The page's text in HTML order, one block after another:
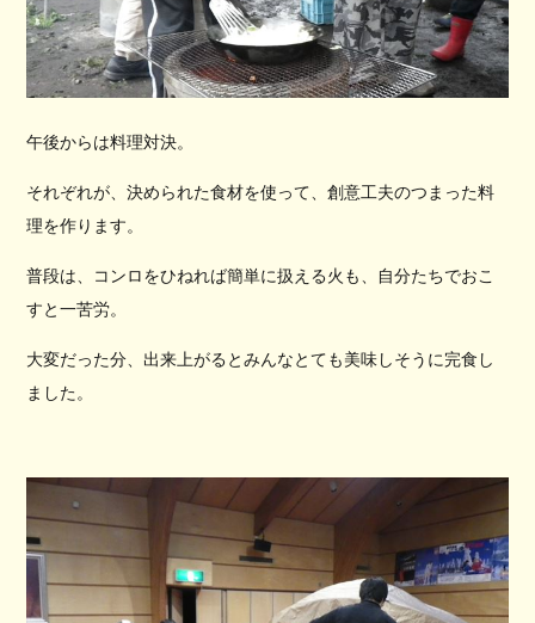
午後からは料理対決。
それぞれが、決められた食材を使って、創意工夫のつまった料
理を作ります。
普段は、コンロをひねれば簡単に扱える火も、自分たちでおこ
すと一苦労。
大変だった分、出来上がるとみんなとても美味しそうに完食し
ました。